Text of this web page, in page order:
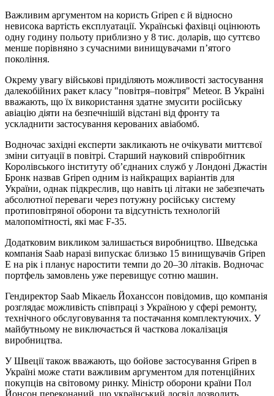
Важливим аргументом на користь Gripen є й відносно
невисока вартість експлуатації. Українські фахівці оцінюють
одну годину польоту приблизно у 8 тис. доларів, що суттєво
менше порівняно з сучасними винищувачами п’ятого
покоління.
Окрему увагу військові приділяють можливості застосування
далекобійних ракет класу "повітря–повітря" Meteor. В Україні
вважають, що їх використання здатне змусити російську
авіацію діяти на безпечнішій відстані від фронту та
ускладнити застосування керованих авіабомб.
Водночас західні експерти закликають не очікувати миттєвої
зміни ситуації в повітрі. Старший науковий співробітник
Королівського інституту об’єднаних служб у Лондоні Джастін
Бронк назвав Gripen одним із найкращих варіантів для
України, однак підкреслив, що навіть ці літаки не забезпечать
абсолютної переваги через потужну російську систему
протиповітряної оборони та відсутність технологій
малопомітності, які має F-35.
Додатковим викликом залишається виробництво. Шведська
компанія Saab наразі випускає близько 15 винищувачів Gripen
E на рік і планує наростити темпи до 20–30 літаків. Водночас
портфель замовлень уже перевищує сотню машин.
Гендиректор Saab Мікаель Йоханссон повідомив, що компанія
розглядає можливість співпраці з Україною у сфері ремонту,
технічного обслуговування та постачання комплектуючих. У
майбутньому не виключається й часткова локалізація
виробництва.
У Швеції також вважають, що бойове застосування Gripen в
Україні може стати важливим аргументом для потенційних
покупців на світовому ринку. Міністр оборони країни Пол
Йонсон переконаний, що український досвід дозволить